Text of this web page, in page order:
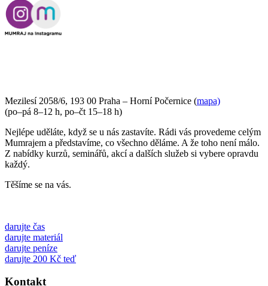
Mezilesí 2058/6, 193 00 Praha – Horní Počernice (mapa)
(po–pá 8–12 h, po–čt 15–18 h)
Nejlépe uděláte, když se u nás zastavíte. Rádi vás provedeme celým
Mumrajem a představíme, co všechno děláme. A že toho není málo.
Z nabídky kurzů, seminářů, akcí a dalších služeb si vybere opravdu
každý.
Těšíme se na vás.
darujte čas
darujte materiál
darujte peníze
darujte 200 Kč teď
Kontakt